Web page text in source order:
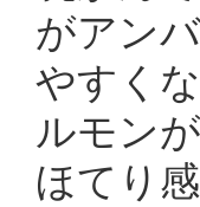
がアン
やすく
ルモン
ほてり